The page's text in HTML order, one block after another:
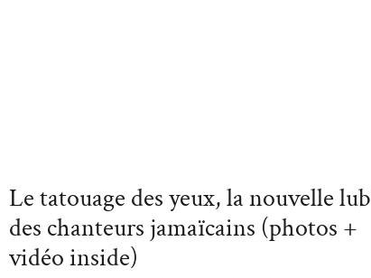
Le tatouage des yeux, la nouvelle
des chanteurs jamaïcains (photos +
vidéo inside)